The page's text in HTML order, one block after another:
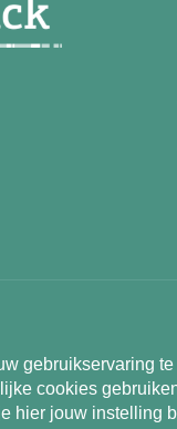
gebruikservaring
cookies
hier jouw instelling